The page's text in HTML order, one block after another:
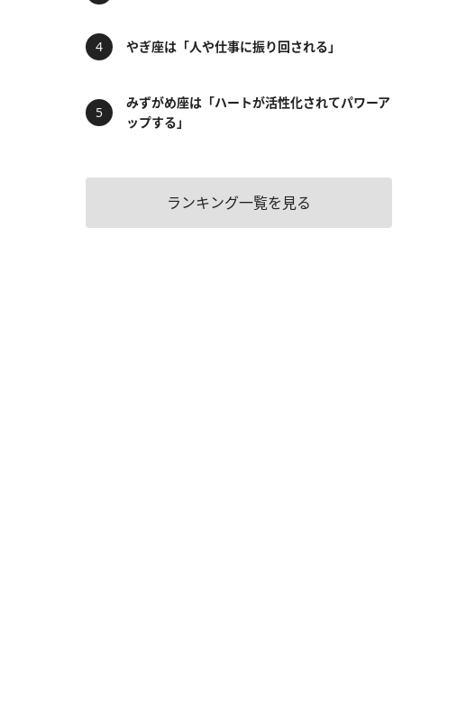
やぎ座は「人や仕事に振り回される」
みずがめ座は「ハートが活性化されてパワーア
ップする」
ランキング一覧を見る